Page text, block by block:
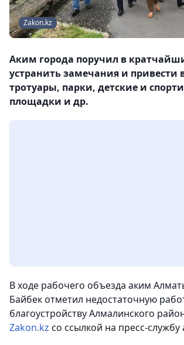
Zakon.kz
Аким города поручил в
устранить замечания и привести
тротуары, парки, детские и
площадки и др.
В ходе рабочего объезда аким
Байбек отметил недостаточную
благоустройству Алмалинского
Zakon.kz со ссылкой на пресс-службу